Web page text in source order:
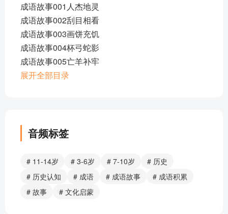
成语故事001人杰地灵
成语故事002刮目相看
成语故事003画饼充饥
成语故事004杯弓蛇影
成语故事005亡羊补牢
成语故事006盲人摸象
成语故事010夸父追日
成语故事011温故知新
成语故事012不遗余力
成语故事013愚公移山
成语故事015刻舟求剑
展开全部目录
音频标签
# 11-14岁 # 3-6岁 # 7-10岁
# 历史
# 历史认知
# 成语 # 成语故事
# 成语积累
# 故事
# 文化启蒙